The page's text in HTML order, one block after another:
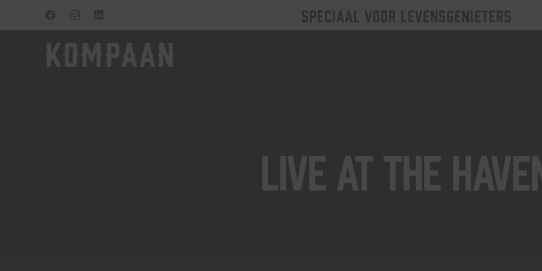
SPECIAAL VOOR LEVENSGENIETERS
Live At The